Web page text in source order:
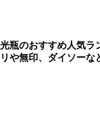
瓶のおすすめ人気
リや無印、ダイソーな